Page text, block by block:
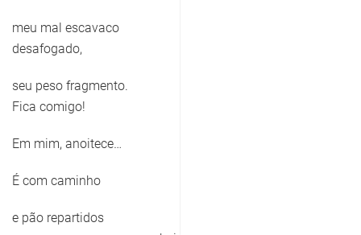
meu mal escavaco
desafogado,
seu peso fragmento.
Fica comigo!
Em mim, anoitece…
É com caminho
e pão repartidos